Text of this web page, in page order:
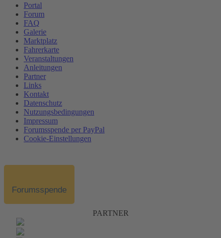
Portal
Forum
FAQ
Galerie
Marktplatz
Fahrerkarte
Veranstaltungen
Anleitungen
Partner
Links
Kontakt
Datenschutz
Nutzungsbedingungen
Impressum
Forumsspende per PayPal
Cookie-Einstellungen
Forumsspende
PARTNER